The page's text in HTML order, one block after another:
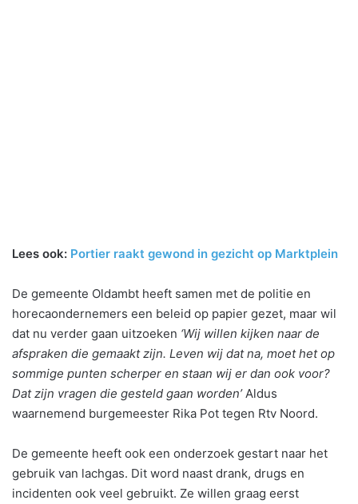
Lees ook: Portier raakt gewond in gezicht op Marktplein
De gemeente Oldambt heeft samen met de politie en
horecaondernemers een beleid op papier gezet, maar wil
dat nu verder gaan uitzoeken ‘Wij willen kijken naar de
afspraken die gemaakt zijn. Leven wij dat na, moet het op
sommige punten scherper en staan wij er dan ook voor?
Dat zijn vragen die gesteld gaan worden’Aldus
waarnemend burgemeester Rika Pot tegen Rtv Noord.
De gemeente heeft ook een onderzoek gestart naar het
gebruik van lachgas. Dit word naast drank, drugs en
incidenten ook veel gebruikt. Ze willen graag eerst